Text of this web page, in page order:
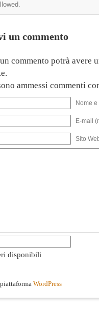
un commento
commento potrà avere
ammessi commenti
Nome
E-mail
Sito
disponibili
WordPress